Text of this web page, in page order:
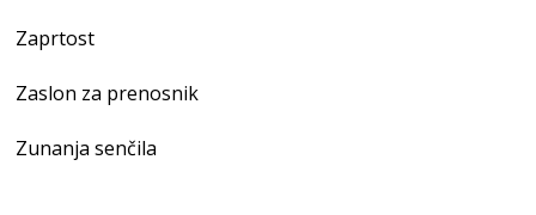
Zaprtost
Zaslon za prenosnik
Zunanja senčila